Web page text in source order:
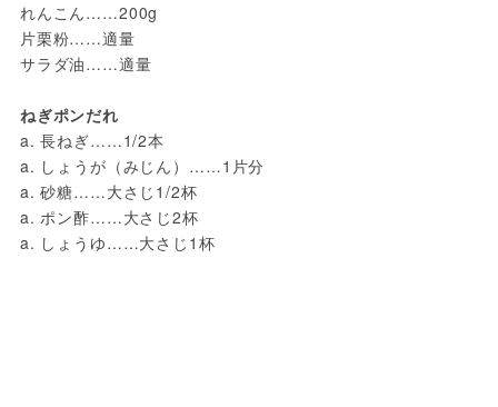
れんこん……200g
片栗粉……適量
サラダ油……適量
ねぎポンだれ
a. 長ねぎ……1/2本
a. しょうが（みじん）……1片分
a. 砂糖……大さじ1/2杯
a. ポン酢……大さじ2杯
a. しょうゆ……大さじ1杯